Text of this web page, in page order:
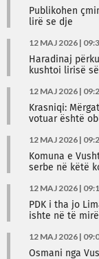
Publikohen
lirë se dje
12 MAJ 2026 |
Haradinaj
kushtoi lirisë
12 MAJ 2026 |
Krasniqi:
votuar është
12 MAJ 2026 |
Komuna e
serbe në këtë
12 MAJ 2026 |
PDK i tha jo
ishte në të
12 MAJ 2026 |
Osmani nga